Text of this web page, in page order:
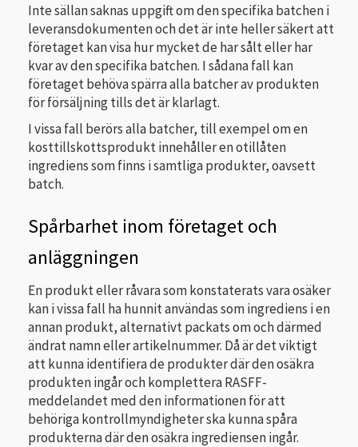
Inte sällan saknas uppgift om den specifika batchen i
leveransdokumenten och det är inte heller säkert att
företaget kan visa hur mycket de har sålt eller har
kvar av den specifika batchen. I sådana fall kan
företaget behöva spärra alla batcher av produkten
för försäljning tills det är klarlagt.
I vissa fall berörs alla batcher, till exempel om en
kosttillskottsprodukt innehåller en otillåten
ingrediens som finns i samtliga produkter, oavsett
batch.
Spårbarhet inom företaget och
anläggningen
En produkt eller råvara som konstaterats vara osäker
kan i vissa fall ha hunnit användas som ingrediens i en
annan produkt, alternativt packats om och därmed
ändrat namn eller artikelnummer. Då är det viktigt
att kunna identifiera de produkter där den osäkra
produkten ingår och komplettera RASFF-
meddelandet med den informationen för att
behöriga kontrollmyndigheter ska kunna spåra
produkterna där den osäkra ingrediensen ingår.